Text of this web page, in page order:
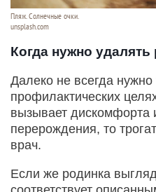
Пляж. Солнечные очки.
unsplash.com
Когда нужно удалять
Далеко не всегда нужно
профилактических
вызывает дискомфорта
перерождения, то
врач.
Если же родинка